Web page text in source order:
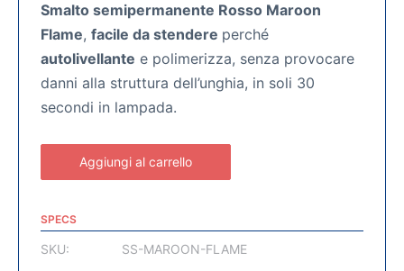
Smalto semipermanente Rosso Maroon
Flame, facile da stendere perché
autolivellante e polimerizza, senza provocare
danni alla struttura dell’unghia, in soli 30
secondi in lampada.
Aggiungi al carrello
SPECS
SKU:
SS-MAROON-FLAME